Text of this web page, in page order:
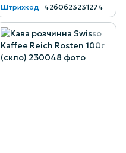
Штрихкод
4260623231274